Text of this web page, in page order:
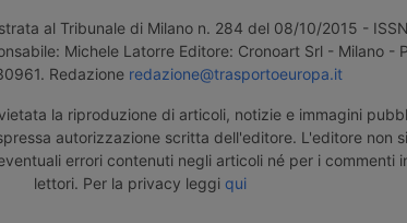
al Tribunale di Milano n. 284 del 08/10/2015 -
Michele Latorre Editore: Cronoart Srl - Milano -
Redazione redazione@trasportoeuropa.it
la riproduzione di articoli, notizie e immagini
autorizzazione scritta dell'editore. L'editore non
errori contenuti negli articoli né per i commenti
lettori. Per la privacy leggi qui